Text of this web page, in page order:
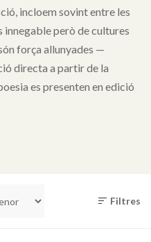
incloem sovint entre les
innegable però de cultures
força allunyades —
directa a partir de la
es presenten en edició
Filtres